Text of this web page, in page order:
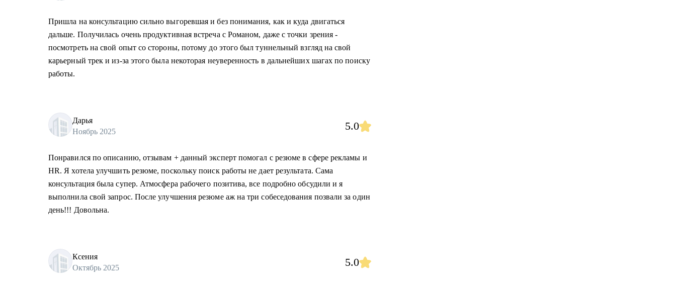
Пришла на консультацию сильно выгоревшая и без понимания, как и куда двигаться
дальше. Получилась очень продуктивная встреча с Романом, даже с точки зрения -
посмотреть на свой опыт со стороны, потому до этого был туннельный взгляд на свой
карьерный трек и из-за этого была некоторая неуверенность в дальнейших шагах по поиску
работы.
Дарья
Ноябрь 2025
5.0
Понравился по описанию, отзывам + данный эксперт помогал с резюме в сфере рекламы и
HR. Я хотела улучшить резюме, поскольку поиск работы не дает результата. Сама
консультация была супер. Атмосфера рабочего позитива, все подробно обсудили и я
выполнила свой запрос. После улучшения резюме аж на три собеседования позвали за один
день!!! Довольна.
Ксения
Октябрь 2025
5.0